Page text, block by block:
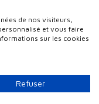
de nos visiteurs,
et vous faire
sur les cookies
Refuser